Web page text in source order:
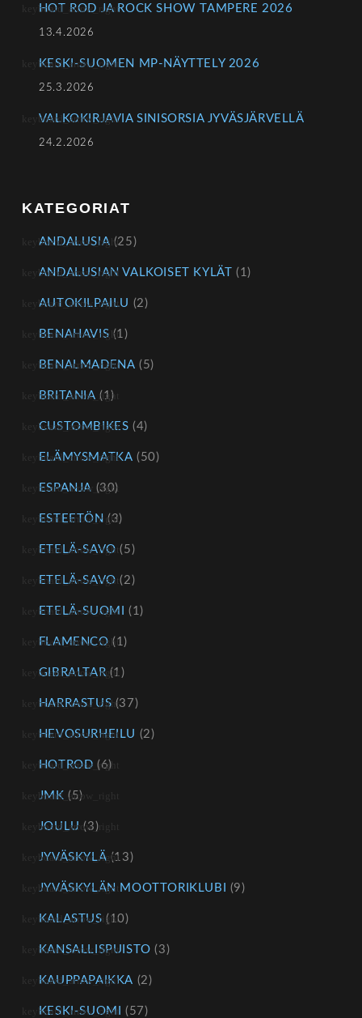
HOT ROD JA ROCK SHOW TAMPERE 2026
13.4.2026
KESKI-SUOMEN MP-NÄYTTELY 2026
25.3.2026
VALKOKIRJAVIA SINISORSIA JYVÄSJÄRVELLÄ
24.2.2026
KATEGORIAT
ANDALUSIA (25)
ANDALUSIAN VALKOISET KYLÄT (1)
AUTOKILPAILU (2)
BENAHAVIS (1)
BENALMADENA (5)
BRITANIA (1)
CUSTOMBIKES (4)
ELÄMYSMATKA (50)
ESPANJA (30)
ESTEETÖN (3)
ETELÄ-SAVO (5)
ETELÄ-SAVO (2)
ETELÄ-SUOMI (1)
FLAMENCO (1)
GIBRALTAR (1)
HARRASTUS (37)
HEVOSURHEILU (2)
HOTROD (6)
JMK (5)
JOULU (3)
JYVÄSKYLÄ (13)
JYVÄSKYLÄN MOOTTORIKLUBI (9)
KALASTUS (10)
KANSALLISPUISTO (3)
KAUPPAPAIKKA (2)
KESKI-SUOMI (57)